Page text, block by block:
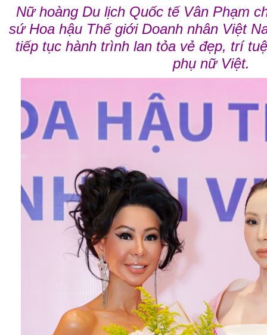
Nữ hoàng Du lịch Quốc tế Vân Phạm
sứ Hoa hậu Thế giới Doanh nhân Việt
tiếp tục hành trình lan tỏa vẻ đẹp, trí
phụ nữ Việt.